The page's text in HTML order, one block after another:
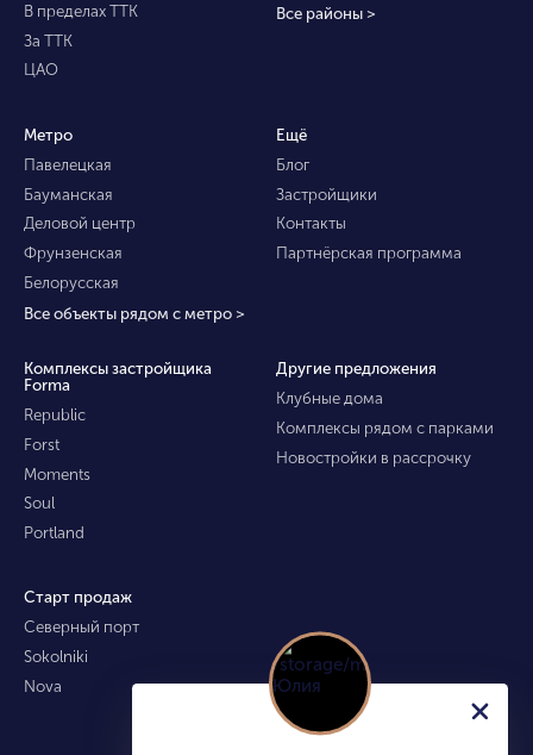
В пределах ТТК
За ТТК
ЦАО
Все районы >
Метро
Павелецкая
Бауманская
Деловой центр
Фрунзенская
Белорусская
Все объекты рядом с метро >
Ещё
Блог
Застройщики
Контакты
Партнёрская программа
Комплексы застройщика
Forma
Republic
Forst
Moments
Soul
Portland
Другие предложения
Клубные дома
Комплексы рядом с парками
Новостройки в рассрочку
Старт продаж
Северный порт
Sokolniki
Nova